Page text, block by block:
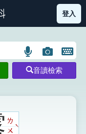
部首索引表圖示
登入
語
言
搜
圖
片
搜
開
鍵
圖
音讀檢索
ㄌ
ㄨ
ˋ